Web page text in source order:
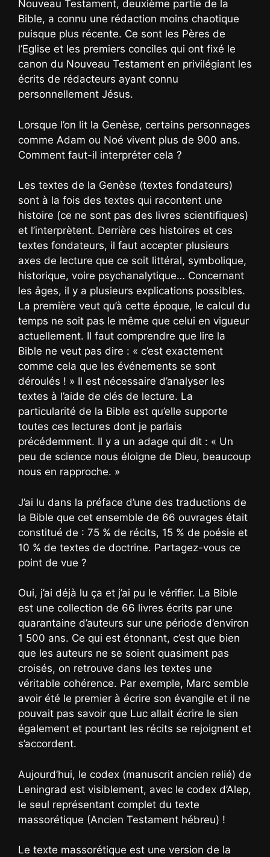
Nouveau Testament, deuxième partie de la
Bible, a connu une rédaction moins chaotique
puisque plus récente. Ce sont les Pères de
l’Eglise et les premiers conciles qui ont fixé le
canon du Nouveau Testament en privilégiant les
écrits de rédacteurs ayant connu
personnellement Jésus.
Lorsque l’on lit la Genèse, certains personnages
comme Adam ou Noé vivent plus de 900 ans.
Comment faut-il interpréter cela ?
Les textes de la Genèse (textes fondateurs)
sont à la fois des textes qui racontent une
histoire (ce ne sont pas des livres scientifiques)
et l’interprètent. Derrière ces histoires et ces
textes fondateurs, il faut accepter plusieurs
axes de lecture que ce soit littéral, symbolique,
historique, voire psychanalytique… Concernant
les âges, il y a plusieurs explications possibles.
La première veut qu’à cette époque, le calcul du
temps ne soit pas le même que celui en vigueur
actuellement. Il faut comprendre que lire la
Bible ne veut pas dire : « c’est exactement
comme cela que les événements se sont
déroulés ! » Il est nécessaire d’analyser les
textes à l’aide de clés de lecture. La
particularité de la Bible est qu’elle supporte
toutes ces lectures dont je parlais
précédemment. Il y a un adage qui dit : « Un
peu de science nous éloigne de Dieu, beaucoup
nous en rapproche. »
J’ai lu dans la préface d’une des traductions de
la Bible que cet ensemble de 66 ouvrages était
constitué de : 75 % de récits, 15 % de poésie et
10 % de textes de doctrine. Partagez-vous ce
point de vue ?
Oui, j’ai déjà lu ça et j’ai pu le vérifier. La Bible
est une collection de 66 livres écrits par une
quarantaine d’auteurs sur une période d’environ
1 500 ans. Ce qui est étonnant, c’est que bien
que les auteurs ne se soient quasiment pas
croisés, on retrouve dans les textes une
véritable cohérence. Par exemple, Marc semble
avoir été le premier à écrire son évangile et il ne
pouvait pas savoir que Luc allait écrire le sien
également et pourtant les récits se rejoignent et
s’accordent.
Aujourd’hui, le codex (manuscrit ancien relié) de
Leningrad est visiblement, avec le codex d’Alep,
le seul représentant complet du texte
massorétique (Ancien Testament hébreu) !
Le texte massorétique est une version de la